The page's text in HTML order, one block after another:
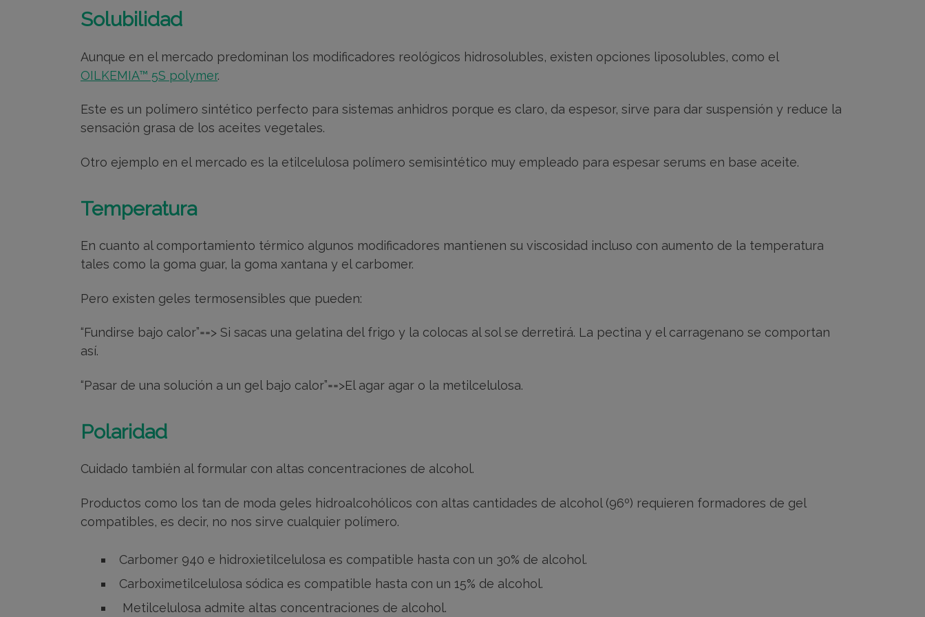
Solubilidad
Aunque en el mercado predominan los modificadores reológicos hidrosolubles, existen opciones liposolubles, como el
OILKEMIA™ 5S polymer.
Este es un polímero sintético perfecto para sistemas anhidros porque es claro, da espesor, sirve para dar suspensión y reduce la
sensación grasa de los aceites vegetales.
Otro ejemplo en el mercado es la etilcelulosa polímero semisintético muy empleado para espesar serums en base aceite.
Temperatura
En cuanto al comportamiento térmico algunos modificadores mantienen su viscosidad incluso con aumento de la temperatura
tales como la goma guar, la goma xantana y el carbomer.
Pero existen geles termosensibles que pueden:
“Fundirse bajo calor”==> Si sacas una gelatina del frigo y la colocas al sol se derretirá. La pectina y el carragenano se comportan
así.
“Pasar de una solución a un gel bajo calor”==>El agar agar o la metilcelulosa.
Polaridad
Cuidado también al formular con altas concentraciones de alcohol.
Productos como los tan de moda geles hidroalcohólicos con altas cantidades de alcohol (96º) requieren formadores de gel
compatibles, es decir, no nos sirve cualquier polímero.
Carbomer 940 e hidroxietilcelulosa es compatible hasta con un 30% de alcohol.
Carboximetilcelulosa sódica es compatible hasta con un 15% de alcohol.
Metilcelulosa admite altas concentraciones de alcohol.